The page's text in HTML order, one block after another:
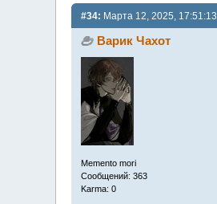
#34: Марта 12, 2025, 17:51:13
Варик Чахот
Memento mori
Сообщений: 363
Karma: 0